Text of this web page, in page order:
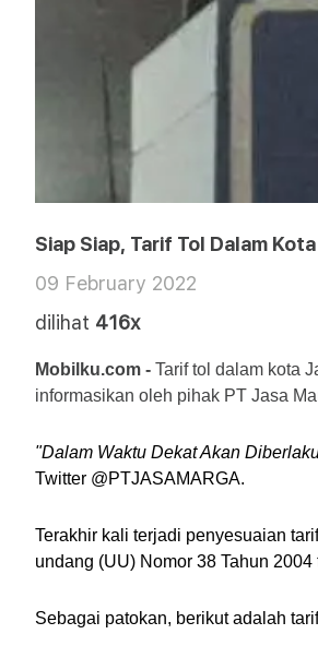
Siap Siap, Tarif Tol Dalam
09 February 2022
dilihat 416x
Mobilku.com - Tarif tol dalam kota
informasikan oleh pihak PT Jasa
"Dalam Waktu Dekat Akan
Twitter @PTJASAMARGA.
Terakhir kali terjadi penyesuaian
undang (UU) Nomor 38 Tahun
Sebagai patokan, berikut adalah